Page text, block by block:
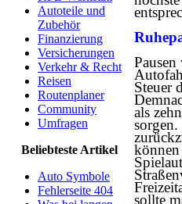
Autoteile und
Zubehör
Finanzierung
Versicherungen
Verkehr & Recht
Reisen
Routenplaner
Community
Umfragen
Beliebteste Artikel
Auto Symbole
Fehlerseite 404
Steuer
als
können
sollte